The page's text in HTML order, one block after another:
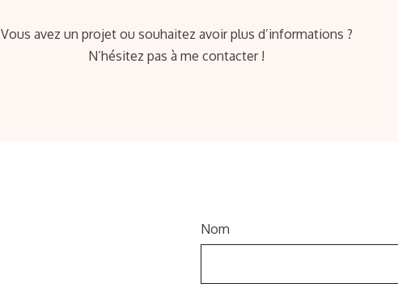
Vous avez un projet ou souhaitez avoir plus d’informations ?
N’hésitez pas à me contacter !
Nom